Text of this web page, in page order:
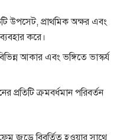
উপসেট, প্রাথমিক অক্ষর এবং
করে।
আকার এবং ভঙ্গিতে ভাস্কর্য
প্রতিটি ক্রমবর্ধমান পরিবর্তন
জুড়ে বিবর্তিত হওয়ার সাথে